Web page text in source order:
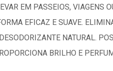
EM PASSEIOS, VIAGENS
EFICAZ E SUAVE.
NATURAL.
BRILHO E